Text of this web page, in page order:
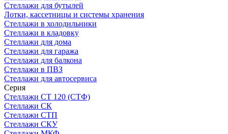
Стеллажи для бутылей
Лотки, кассетницы и системы хранения
Стеллажи в холодильники
Стеллажи в кладовку
Стеллажи для дома
Стеллажи для гаража
Стеллажи для балкона
Стеллажи в ПВЗ
Стеллажи для автосервиса
Серия
Стеллажи СТ 120 (СТФ)
Стеллажи СК
Стеллажи СТП
Стеллажи СКУ